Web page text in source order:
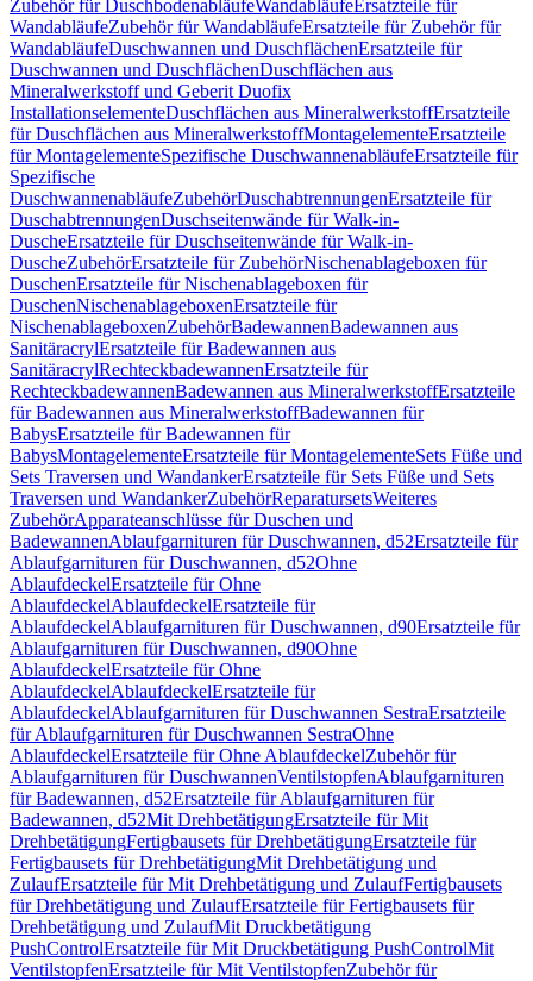
Zubehör für DuschbodenabläufeWandabläufeErsatzteile für
WandabläufeZubehör für WandabläufeErsatzteile für Zubehör für
WandabläufeDuschwannen und DuschflächenErsatzteile für
Duschwannen und DuschflächenDuschflächen aus
Mineralwerkstoff und Geberit Duofix
InstallationselementeDuschflächen aus MineralwerkstoffErsatzteile
für Duschflächen aus MineralwerkstoffMontagelementeErsatzteile
für MontagelementeSpezifische DuschwannenabläufeErsatzteile für
Spezifische
DuschwannenabläufeZubehörDuschabtrennungenErsatzteile für
DuschabtrennungenDuschseitenwände für Walk-in-
DuscheErsatzteile für Duschseitenwände für Walk-in-
DuscheZubehörErsatzteile für ZubehörNischenablageboxen für
DuschenErsatzteile für Nischenablageboxen für
DuschenNischenablageboxenErsatzteile für
NischenablageboxenZubehörBadewannenBadewannen aus
SanitäracrylErsatzteile für Badewannen aus
SanitäracrylRechteckbadewannenErsatzteile für
RechteckbadewannenBadewannen aus MineralwerkstoffErsatzteile
für Badewannen aus MineralwerkstoffBadewannen für
BabysErsatzteile für Badewannen für
BabysMontagelementeErsatzteile für MontagelementeSets Füße und
Sets Traversen und WandankerErsatzteile für Sets Füße und Sets
Traversen und WandankerZubehörReparatursetsWeiteres
ZubehörApparateanschlüsse für Duschen und
BadewannenAblaufgarnituren für Duschwannen, d52Ersatzteile für
Ablaufgarnituren für Duschwannen, d52Ohne
AblaufdeckelErsatzteile für Ohne
AblaufdeckelAblaufdeckelErsatzteile für
AblaufdeckelAblaufgarnituren für Duschwannen, d90Ersatzteile für
Ablaufgarnituren für Duschwannen, d90Ohne
AblaufdeckelErsatzteile für Ohne
AblaufdeckelAblaufdeckelErsatzteile für
AblaufdeckelAblaufgarnituren für Duschwannen SestraErsatzteile
für Ablaufgarnituren für Duschwannen SestraOhne
AblaufdeckelErsatzteile für Ohne AblaufdeckelZubehör für
Ablaufgarnituren für DuschwannenVentilstopfenAblaufgarnituren
für Badewannen, d52Ersatzteile für Ablaufgarnituren für
Badewannen, d52Mit DrehbetätigungErsatzteile für Mit
DrehbetätigungFertigbausets für DrehbetätigungErsatzteile für
Fertigbausets für DrehbetätigungMit Drehbetätigung und
ZulaufErsatzteile für Mit Drehbetätigung und ZulaufFertigbausets
für Drehbetätigung und ZulaufErsatzteile für Fertigbausets für
Drehbetätigung und ZulaufMit Druckbetätigung
PushControlErsatzteile für Mit Druckbetätigung PushControlMit
VentilstopfenErsatzteile für Mit VentilstopfenZubehör für